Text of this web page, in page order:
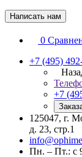
Написать нам
0
+7 (495)
+7
125047, г.
д. 23, стр.1
Пн. – Пт.: с